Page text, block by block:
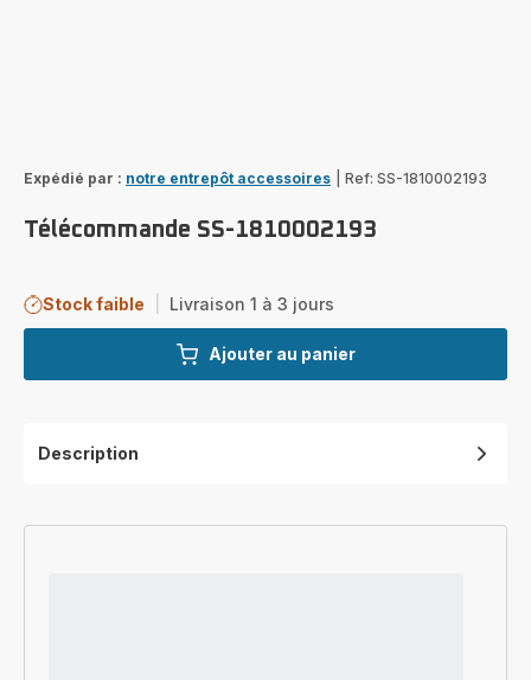
Expédié par : notre entrepôt accessoires Ref: SS-1810002193
Télécommande SS-1810002193
Stock faible Livraison 1 à 3 jours
Ajouter au panier
Description